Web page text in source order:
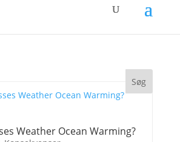
Weather Ocean Warming?